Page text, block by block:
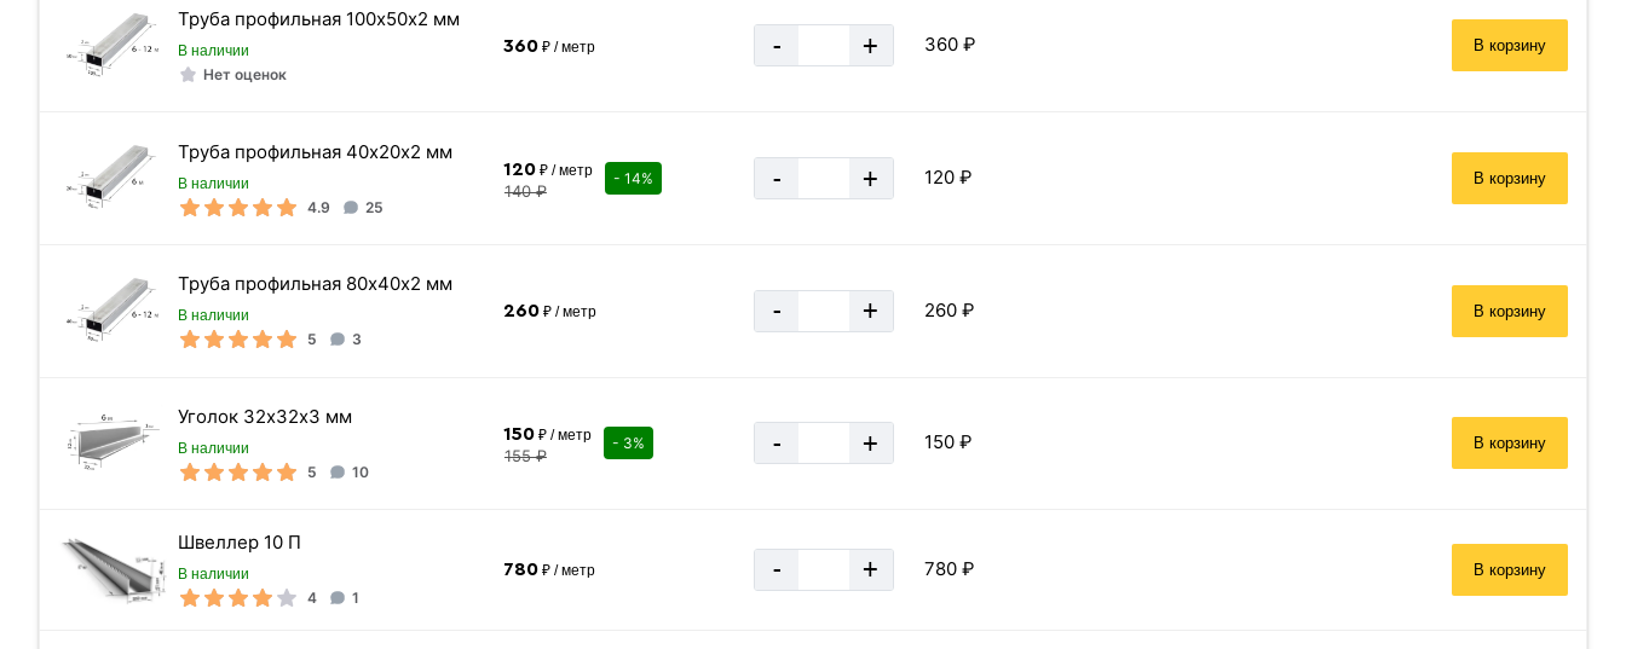
Труба профильная 100х50х2 мм
В наличии
Нет оценок
360₽ / метр - + 360 ₽ В корзину
Труба профильная 40х20х2 мм
В наличии
4.9 25
120₽ / метр
140 ₽
- 14% - + 120 ₽ В корзину
Труба профильная 80х40х2 мм
В наличии
5 3
260₽ / метр - + 260 ₽ В корзину
Уголок 32х32х3 мм
В наличии
5 10
150₽ / метр
155 ₽
- 3% - + 150 ₽ В корзину
Швеллер 10 П
В наличии
4 1
780₽ / метр - + 780 ₽ В корзину
Размер 40х40х1,5 мм
Марка
Вес погонного метра, тн
Метров в 1 тонне
Вес одной штуки (6 м) кг 10.68 кг
Вес 6 метр, тн